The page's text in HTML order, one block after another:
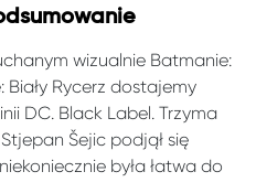
wizualnie Batmanie:
Biały Rycerz dostajemy
DC. Black Label. Trzyma
Šejic podjął się
była łatwa do